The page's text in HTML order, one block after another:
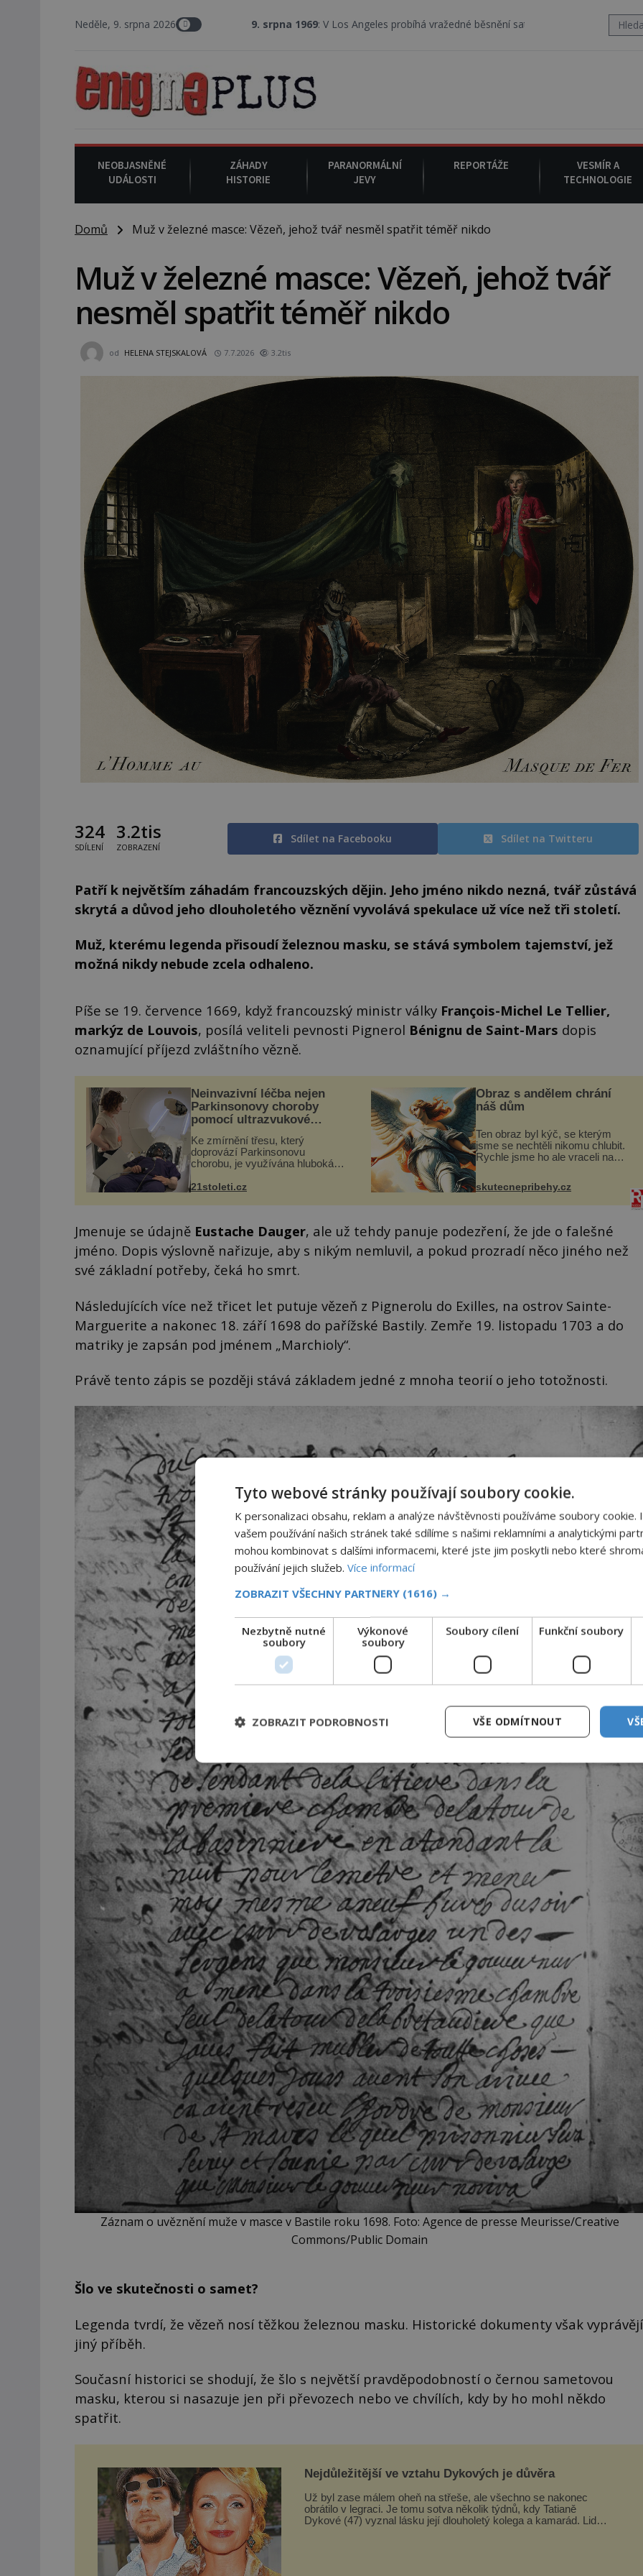
Neděle, 9. srpna 20269. srpna 1969 : V Los Angeles probíhá vražedné běsnění satanistického gangu vedeného
NEOBJASNĚNÉ
UDÁLOSTI
ZÁHADY
HISTORIE
PARANORMÁLNÍ
JEVY
REPORTÁŽE
VESMÍR A
TECHNOLOGIE
Domů Muž v železné masce: Vězeň, jehož tvář nesměl spatřit téměř nikdo
Muž v železné masce: Vězeň, jehož tvář
nesměl spatřit téměř nikdo
od HELENA STEJSKALOVÁ 7.7.2026 3.2tis
324
SDÍLENÍ
3.2tis
ZOBRAZENÍ
Sdílet na Facebooku Sdílet na Twitteru
Patří k největším záhadám francouzských dějin. Jeho jméno nikdo nezná, tvář zůstává
skrytá a důvod jeho dlouholetého věznění vyvolává spekulace už více než tři století.
Muž, kterému legenda přisoudí železnou masku, se stává symbolem tajemství, jež
možná nikdy nebude zcela odhaleno.
Píše se 19. července 1669, když francouzský ministr války François-Michel Le Tellier,
markýz de Louvois, posílá veliteli pevnosti Pignerol Bénignu de Saint-Mars dopis
oznamující příjezd zvláštního vězně.
Neinvazivní léčba nejen
Parkinsonovy choroby
pomocí ultrazvukové
Ke zmírnění třesu, který
doprovází Parkinsonovu
chorobu, je využívána hluboká
vyžaduje vysoce invazivní
vhodný k dostatečně přesnému
21stoleti.cz
Obraz s andělem chrání
náš dům
Ten obraz byl kýč, se kterým
jsme se nechtěli nikomu chlubit.
Rychle jsme ho ale vraceli na
domek na severu Čech, kde
jsme si naplánova...
skutecnepribehy.cz
Jmenuje se údajně Eustache Dauger, ale už tehdy panuje podezření, že jde o falešné
jméno. Dopis výslovně nařizuje, aby s nikým nemluvil, a pokud prozradí něco jiného než
své základní potřeby, čeká ho smrt.
Následujících více než třicet let putuje vězeň z Pignerolu do Exilles, na ostrov Sainte-
Marguerite a nakonec 18. září 1698 do pařížské Bastily. Zemře 19. listopadu 1703 a do
matriky je zapsán pod jménem „Marchioly“.
Právě tento zápis se později stává základem jedné z mnoha teorií o jeho totožnosti.
Záznam o uvěznění muže v masce v Bastile roku 1698. Foto: Agence de presse Meurisse/Creative
Commons/Public Domain
Šlo ve skutečnosti o samet?
Legenda tvrdí, že vězeň nosí těžkou železnou masku. Historické dokumenty však vyprávějí
jiný příběh.
Současní historici se shodují, že šlo s největší pravděpodobností o černou sametovou
masku, kterou si nasazuje jen při převozech nebo ve chvílích, kdy by ho mohl někdo
spatřit.
Nejdůležitější ve vztahu Dykových je důvěra
Už byl zase málem oheň na střeše, ale všechno se nakonec
obrátilo v legraci. Je tomu sotva několik týdnů, kdy Tatianě
Dykové (47) vyznal lásku její dlouholetý kolega a kamarád. Lidé
Tyto webové stránky používají soubory cookie.
K personalizaci obsahu, reklam a analýze návštěvnosti používáme soubory cookie.
vašem používání našich stránek také sdílíme s našimi reklamními a analytickými
mohou kombinovat s dalšími informacemi, které jste jim poskytli nebo které
používání jejich služeb. Více informací
ZOBRAZIT VŠECHNY PARTNERY (1616) →
Nezbytně nutné
soubory
Výkonové
soubory
Soubory cílení Funkční soubory
VŠE ODMÍTNOUT
ZOBRAZIT PODROBNOSTI